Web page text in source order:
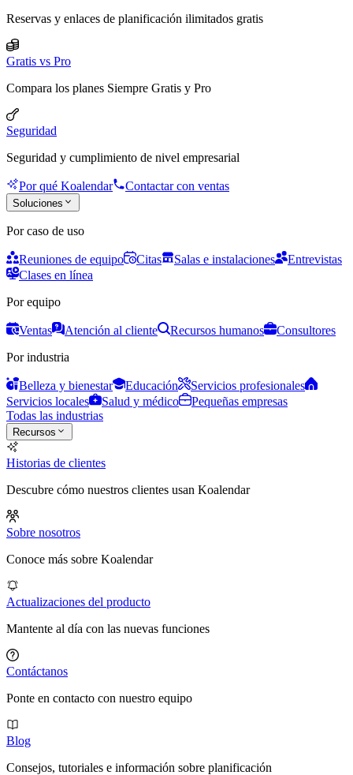
Reservas y enlaces de planificación ilimitados gratis
Gratis vs Pro
Compara los planes Siempre Gratis y Pro
Seguridad
Seguridad y cumplimiento de nivel empresarial
Por qué Koalendar Contactar con ventas
Soluciones
Por caso de uso
Reuniones de equipo Citas Salas e instalaciones
Entrevistas
Clases en línea
Por equipo
Ventas Atención al cliente Recursos humanos
Consultores
Por industria
Belleza y bienestar Educación
Servicios profesionales
Servicios locales
Salud y médico
Pequeñas empresas
Todas las industrias
Recursos
Historias de clientes
Descubre cómo nuestros clientes usan Koalendar
Sobre nosotros
Conoce más sobre Koalendar
Actualizaciones del producto
Mantente al día con las nuevas funciones
Contáctanos
Ponte en contacto con nuestro equipo
Blog
Consejos, tutoriales e información sobre planificación